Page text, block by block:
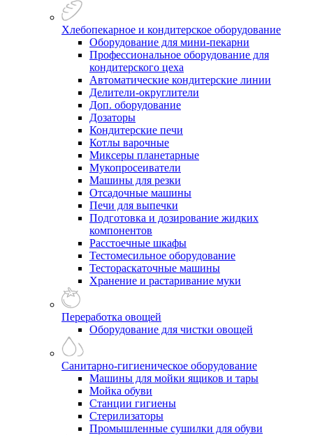
Хлебопекарное и кондитерское оборудование
Оборудование для мини-пекарни
Профессиональное оборудование для
кондитерского цеха
Автоматические кондитерские линии
Делители-округлители
Доп. оборудование
Дозаторы
Кондитерские печи
Котлы варочные
Миксеры планетарные
Мукопросеиватели
Машины для резки
Отсадочные машины
Печи для выпечки
Подготовка и дозирование жидких
компонентов
Расстоечные шкафы
Тестомесильное оборудование
Тестораскаточные машины
Хранение и растаривание муки
Переработка овощей
Оборудование для чистки овощей
Санитарно-гигиеническое оборудование
Машины для мойки ящиков и тары
Мойка обуви
Станции гигиены
Стерилизаторы
Промышленные сушилки для обуви